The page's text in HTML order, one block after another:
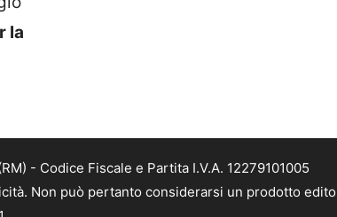
la
- Codice Fiscale e Partita I.V.A. 12279101005
Non può pertanto considerarsi un prodotto